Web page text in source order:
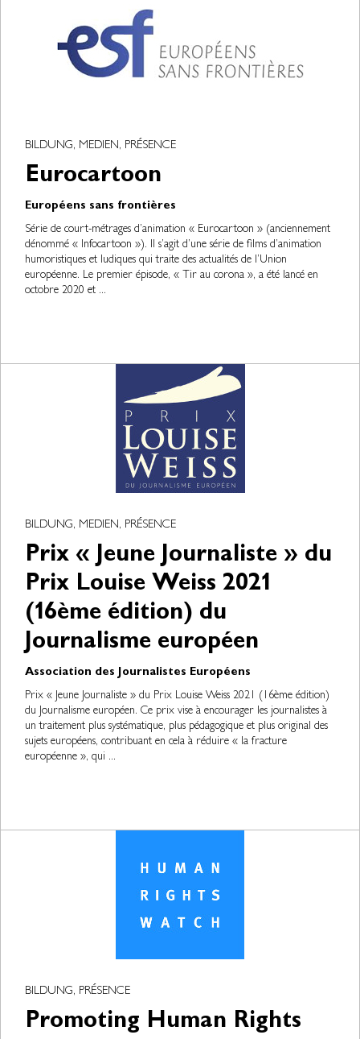
BILDUNG, MEDIEN, PRÉSENCE
Eurocartoon
Européens sans frontières
Série de court-métrages d’animation « Eurocartoon » (anciennement
dénommé « Infocartoon »). Il s’agit d’une série de films d’animation
humoristiques et ludiques qui traite des actualités de l’Union
européenne. Le premier épisode, « Tir au corona », a été lancé en
octobre 2020 et ...
BILDUNG, MEDIEN, PRÉSENCE
Prix « Jeune Journaliste » du
Prix Louise Weiss 2021
(16ème édition) du
Journalisme européen
Association des Journalistes Européens
Prix « Jeune Journaliste » du Prix Louise Weiss 2021 (16ème édition)
du Journalisme européen. Ce prix vise à encourager les journalistes à
un traitement plus systématique, plus pédagogique et plus original des
sujets européens, contribuant en cela à réduire « la fracture
européenne », qui ...
BILDUNG, PRÉSENCE
Promoting Human Rights